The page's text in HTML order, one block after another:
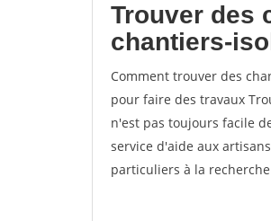
Trouver des
chantiers-
Comment trouver des
pour faire des travaux
n'est pas toujours facile
service d'aide aux
particuliers à la